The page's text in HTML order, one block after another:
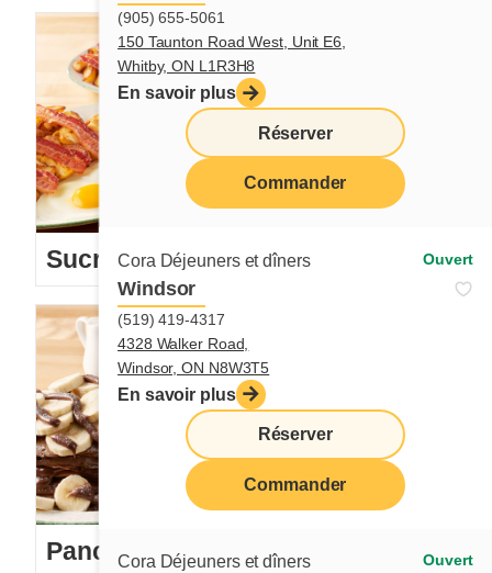
(905) 655-5061
150 Taunton Road West, Unit E6,
Whitby, ON L1R3H8
En savoir plus
Réserver
Commander
Cora Déjeuners et dîners Ouvert
Windsor
(519) 419-4317
4328 Walker Road,
Windsor, ON N8W3T5
En savoir plus
Réserver
Commander
Cora Déjeuners et dîners Ouvert
Sucrés-salés
Pancakes